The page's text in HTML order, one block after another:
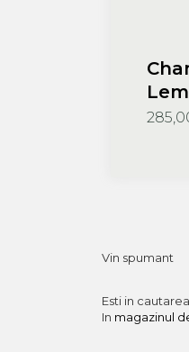
Vin spumant
Esti in
In magazinul